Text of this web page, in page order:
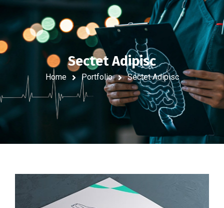
Sectet Adipisc
Home Portfolio Sectet Adipisc